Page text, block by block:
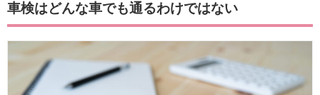
車検はどんな車でも通るわけではない